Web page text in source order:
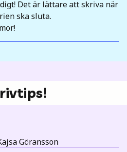
Det är lättare att skriva när
ska sluta.
Göransson